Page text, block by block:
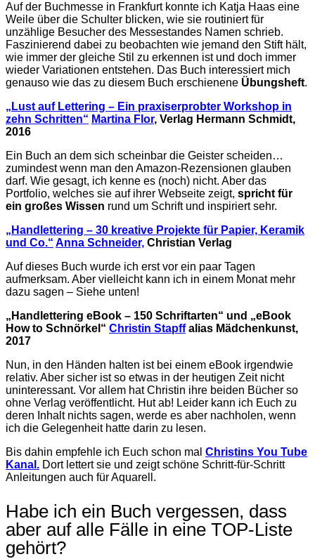
Auf der Buchmesse in Frankfurt konnte ich Katja Haas eine
Weile über die Schulter blicken, wie sie routiniert für
unzählige Besucher des Messestandes Namen schrieb.
Faszinierend dabei zu beobachten wie jemand den Stift hält,
wie immer der gleiche Stil zu erkennen ist und doch immer
wieder Variationen entstehen. Das Buch interessiert mich
genauso wie das zu diesem Buch erschienene Übungsheft.
„Lust auf Lettering – Ein praxiserprobter Workshop in
zehn Schritten“ Martina Flor, Verlag Hermann Schmidt,
2016
Ein Buch an dem sich scheinbar die Geister scheiden…
zumindest wenn man den Amazon-Rezensionen glauben
darf. Wie gesagt, ich kenne es (noch) nicht. Aber das
Portfolio, welches sie auf ihrer Webseite zeigt, spricht für
ein großes Wissen rund um Schrift und inspiriert sehr.
„Handlettering – 30 kreative Projekte für Papier, Keramik
und Co.“ Anna Schneider, Christian Verlag
Auf dieses Buch wurde ich erst vor ein paar Tagen
aufmerksam. Aber vielleicht kann ich in einem Monat mehr
dazu sagen – Siehe unten!
„Handlettering eBook – 150 Schriftarten“ und „eBook
How to Schnörkel“ Christin Stapffalias Mädchenkunst,
2017
Nun, in den Händen halten ist bei einem eBook irgendwie
relativ. Aber sicher ist so etwas in der heutigen Zeit nicht
uninteressant. Vor allem hat Christin ihre beiden Bücher so
ohne Verlag veröffentlicht. Hut ab! Leider kann ich Euch zu
deren Inhalt nichts sagen, werde es aber nachholen, wenn
ich die Gelegenheit hatte darin zu lesen.
Bis dahin empfehle ich Euch schon mal Christins You Tube
Kanal. Dort lettert sie und zeigt schöne Schritt-für-Schritt
Anleitungen auch für Aquarell.
Habe ich ein Buch vergessen, dass
aber auf alle Fälle in eine TOP-Liste
gehört?